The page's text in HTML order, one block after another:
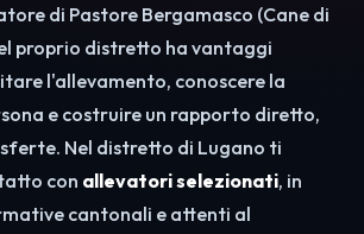
di Pastore Bergamasco (Cane di
proprio distretto ha vantaggi
l'allevamento, conoscere la
e costruire un rapporto diretto,
Nel distretto di Lugano ti
con allevatori selezionati, in
cantonali e attenti al